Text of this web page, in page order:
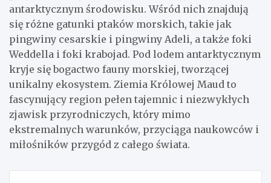
antarktycznym środowisku. Wśród nich znajdują
się różne gatunki ptaków morskich, takie jak
pingwiny cesarskie i pingwiny Adeli, a także foki
Weddella i foki krabojad. Pod lodem antarktycznym
kryje się bogactwo fauny morskiej, tworzącej
unikalny ekosystem. Ziemia Królowej Maud to
fascynujący region pełen tajemnic i niezwykłych
zjawisk przyrodniczych, który mimo
ekstremalnych warunków, przyciąga naukowców i
miłośników przygód z całego świata.